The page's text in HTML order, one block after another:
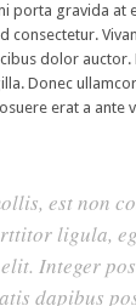
porta gravida at
consectetur.
dolor
Donec
erat a ante
est non
ligula,
Integer
dapibus